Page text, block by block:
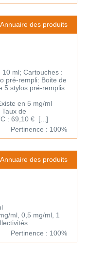
Annuaire des produits
ml; Cartouches :
pré-rempli: Boite de
5 stylos pré-remplis
en 5 mg/ml
de
: 69,10 € [...]
Pertinence : 100%
Annuaire des produits
ml, 0,5 mg/ml, 1
Pertinence : 100%